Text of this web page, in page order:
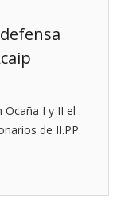
Ocaña I y II el
de II.PP.